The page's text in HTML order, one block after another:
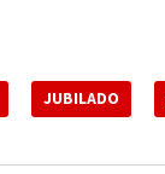
JUBILADO